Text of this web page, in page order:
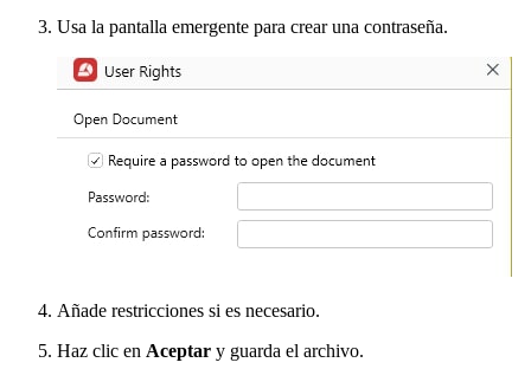
Usa la pantalla emergente para crear una contraseña.
Añade restricciones si es necesario.
Haz clic en Aceptar y guarda el archivo.